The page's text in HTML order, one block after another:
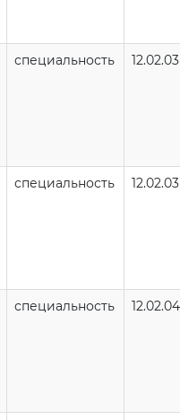
специальность 12.02.03
специальность 12.02.03
специальность 12.02.04